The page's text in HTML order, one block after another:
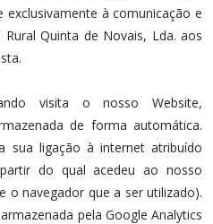
exclusivamente à comunicação e
Quinta de Novais, Lda. aos
visita o nosso Website,
de forma automática.
sua ligação à internet atribuído
do qual acedeu ao nosso
o navegador que a ser utilizado).
pela Google Analytics